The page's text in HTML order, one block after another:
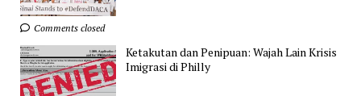
Comments closed
Ketakutan dan Penipuan: Wajah Lain Krisis
Imigrasi di Philly